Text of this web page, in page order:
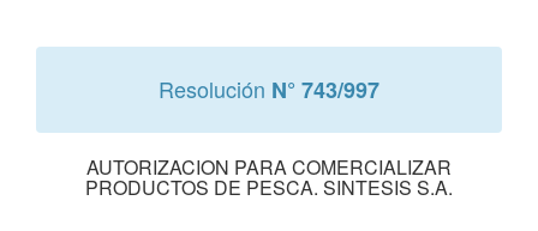
Resolución N° 743/997
AUTORIZACION PARA COMERCIALIZAR
PRODUCTOS DE PESCA. SINTESIS S.A.